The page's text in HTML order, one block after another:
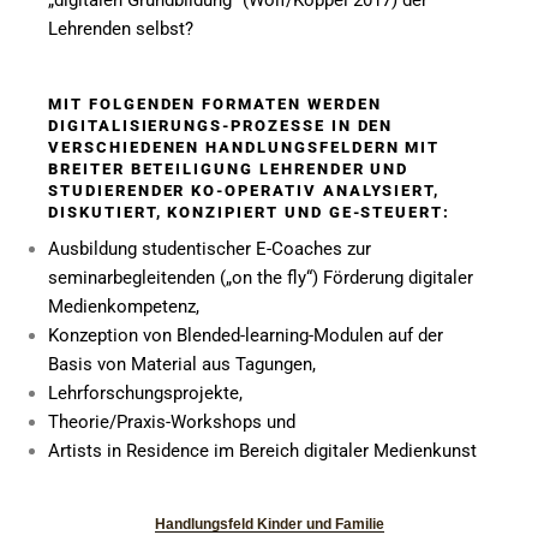
Lehrenden selbst?
MIT FOLGENDEN FORMATEN WERDEN
DIGITALISIERUNGS-PROZESSE IN DEN
VERSCHIEDENEN HANDLUNGSFELDERN MIT
BREITER BETEILIGUNG LEHRENDER UND
STUDIERENDER KO-OPERATIV ANALYSIERT,
DISKUTIERT, KONZIPIERT UND GE-STEUERT:
Ausbildung studentischer E-Coaches zur
seminarbegleitenden („on the fly“) Förderung digitaler
Medienkompetenz,
Konzeption von Blended-learning-Modulen auf der
Basis von Material aus Tagungen,
Lehrforschungsprojekte,
Theorie/Praxis-Workshops und
Artists in Residence im Bereich digitaler Medienkunst
Handlungsfeld Kinder und Familie